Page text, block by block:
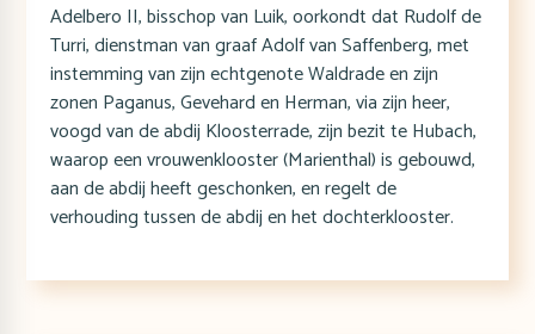
Adelbero II, bisschop van Luik, oorkondt dat Rudolf de
Turri, dienstman van graaf Adolf van Saffenberg, met
instemming van zijn echtgenote Waldrade en zijn
zonen Paganus, Gevehard en Herman, via zijn heer,
voogd van de abdij Kloosterrade, zijn bezit te Hubach,
waarop een vrouwenklooster (Marienthal) is gebouwd,
aan de abdij heeft geschonken, en regelt de
verhouding tussen de abdij en het dochterklooster.